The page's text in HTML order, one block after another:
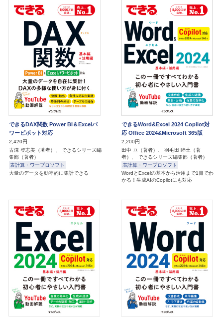
できるDAX関数 Power BI＆Excelパ
ワーピボット対応
2,420円
古澤 登志美 （著者）、 できるシリーズ編
集部 （著者）
表計算・ワープロソフト
大量のデータを効率的に集計できる
できるWord&Excel 2024 Copilot対
応 Office 2024&Microsoft 365版
2,200円
田中 亘 （著者）、 羽毛田 睦土 （著
者）、 できるシリーズ編集部 （著者）
表計算・ワープロソフト
WordとExcelの基本から活用まで1冊でわ
かる！生成AIのCopilotにも対応